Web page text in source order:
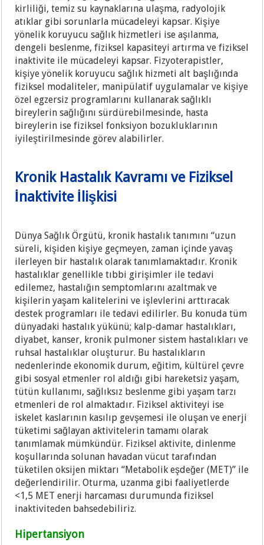
kirliliği, temiz su kaynaklarına ulaşma, radyolojik
atıklar gibi sorunlarla mücadeleyi kapsar. Kişiye
yönelik koruyucu sağlık hizmetleri ise aşılanma,
dengeli beslenme, fiziksel kapasiteyi artırma ve fiziksel
inaktivite ile mücadeleyi kapsar. Fizyoterapistler,
kişiye yönelik koruyucu sağlık hizmeti alt başlığında
fiziksel modaliteler, manipülatif uygulamalar ve kişiye
özel egzersiz programlarını kullanarak sağlıklı
bireylerin sağlığını sürdürebilmesinde, hasta
bireylerin ise fiziksel fonksiyon bozukluklarının
iyileştirilmesinde görev alabilirler.
Kronik Hastalık Kavramı ve Fiziksel
İnaktivite İlişkisi
Dünya Sağlık Örgütü, kronik hastalık tanımını “uzun
süreli, kişiden kişiye geçmeyen, zaman içinde yavaş
ilerleyen bir hastalık olarak tanımlamaktadır. Kronik
hastalıklar genellikle tıbbi girişimler ile tedavi
edilemez, hastalığın semptomlarını azaltmak ve
kişilerin yaşam kalitelerini ve işlevlerini arttıracak
destek programları ile tedavi edilirler. Bu konuda tüm
dünyadaki hastalık yükünü; kalp-damar hastalıkları,
diyabet, kanser, kronik pulmoner sistem hastalıkları ve
ruhsal hastalıklar oluşturur. Bu hastalıkların
nedenlerinde ekonomik durum, eğitim, kültürel çevre
gibi sosyal etmenler rol aldığı gibi hareketsiz yaşam,
tütün kullanımı, sağlıksız beslenme gibi yaşam tarzı
etmenleri de rol almaktadır. Fiziksel aktiviteyi ise
iskelet kaslarının kasılıp gevşemesi ile oluşan ve enerji
tüketimi sağlayan aktivitelerin tamamı olarak
tanımlamak mümkündür. Fiziksel aktivite, dinlenme
koşullarında solunan havadan vücut tarafından
tüketilen oksijen miktarı “Metabolik eşdeğer (MET)” ile
değerlendirilir. Oturma, uzanma gibi faaliyetlerde
<1,5 MET enerji harcaması durumunda fiziksel
inaktiviteden bahsedebiliriz.
Hipertansiyon